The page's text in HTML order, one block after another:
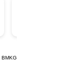
BMKG